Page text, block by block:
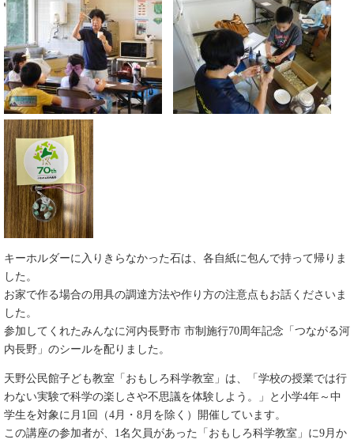
キーホルダーに入りきらなかった石は、各自紙に包んで持って帰りま
した。
お家で作る場合の用具の調達方法や作り方の注意点もお話くださいま
した。
参加してくれたみんなに河内長野市 市制施行70周年記念「つながる河
内長野」のシールを配りました。
天野公民館子ども教室「おもしろ科学教室」は、「学校の授業では行
わない実験で科学の楽しさや不思議を体験しよう。」と小学4年～中
学生を対象に月1回（4月・8月を除く）開催しています。
この講座の参加者が、1名欠員があった「おもしろ科学教室」に9月か